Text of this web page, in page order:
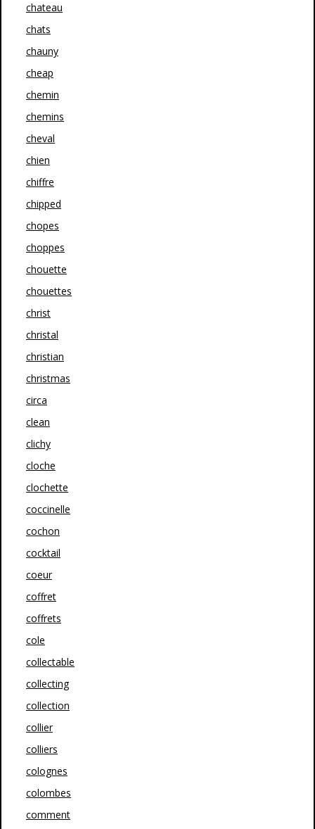
chateau
chats
chauny
cheap
chemin
chemins
cheval
chien
chiffre
chipped
chopes
choppes
chouette
chouettes
christ
christal
christian
christmas
circa
clean
clichy
cloche
clochette
coccinelle
cochon
cocktail
coeur
coffret
coffrets
cole
collectable
collecting
collection
collier
colliers
colognes
colombes
comment